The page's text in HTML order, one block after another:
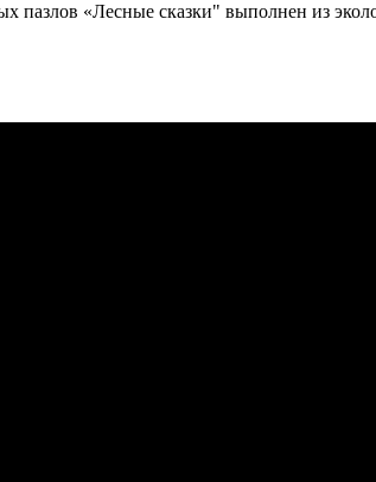
пазлов «Лесные сказки" выполнен из